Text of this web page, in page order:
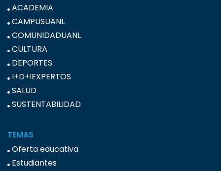
ACADEMIA
CAMPUSUANL
COMUNIDADUANL
CULTURA
DEPORTES
I+D+IEXPERTOS
SALUD
SUSTENTABILIDAD
TEMAS
Oferta educativa
Estudiantes